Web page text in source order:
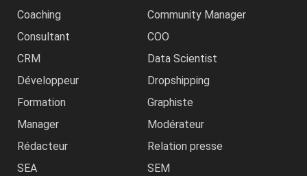
Coaching
Community Manager
Consultant
COO
CRM
Data Scientist
Développeur
Dropshipping
Formation
Graphiste
Manager
Modérateur
Rédacteur
Relation presse
SEA
SEM